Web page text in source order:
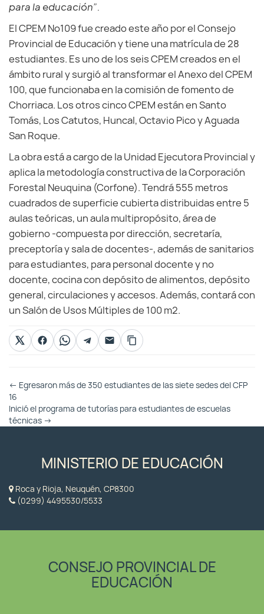
para la educación”.
El CPEM Nº109 fue creado este año por el Consejo
Provincial de Educación y tiene una matrícula de 28
estudiantes. Es uno de los seis CPEM creados en el
ámbito rural y surgió al transformar el Anexo del CPEM
100, que funcionaba en la comisión de fomento de
Chorriaca. Los otros cinco CPEM están en Santo
Tomás, Los Catutos, Huncal, Octavio Pico y Aguada
San Roque.
La obra está a cargo de la Unidad Ejecutora Provincial y
aplica la metodología constructiva de la Corporación
Forestal Neuquina (Corfone). Tendrá 555 metros
cuadrados de superficie cubierta distribuidas entre 5
aulas teóricas, un aula multipropósito, área de
gobierno -compuesta por dirección, secretaría,
preceptoría y sala de docentes-, además de sanitarios
para estudiantes, para personal docente y no
docente, cocina con depósito de alimentos, depósito
general, circulaciones y accesos. Además, contará con
un Salón de Usos Múltiples de 100 m2.
Otras
Entradas
← Egresaron más de 350 estudiantes de las siete sedes del CFP
16
Inició el programa de tutorías para estudiantes de escuelas
técnicas →
MINISTERIO DE EDUCACIÓN
Roca y Rioja, Neuquén, CP8300
(0299) 4495530/5533
CONSEJO PROVINCIAL DE
EDUCACIÓN